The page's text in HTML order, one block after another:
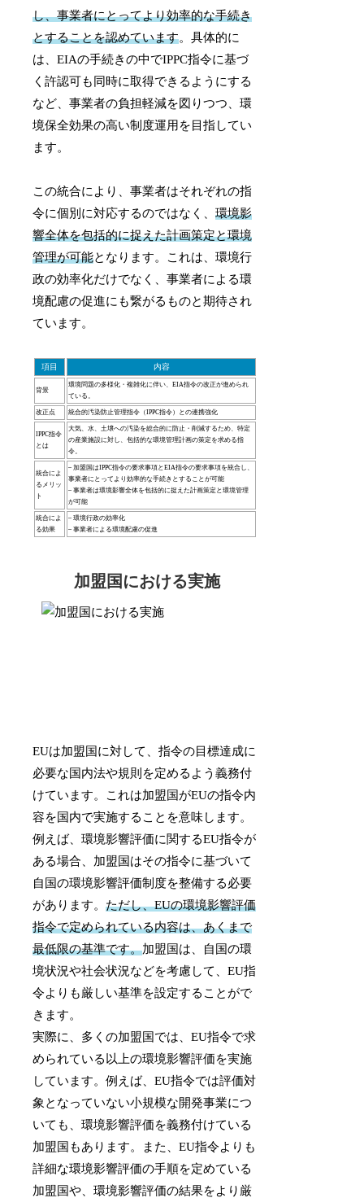
し、事業者にとってより効率的な手続き
とすることを認めています。具体的に
は、EIAの手続きの中でIPPC指令に基づ
く許認可も同時に取得できるようにする
など、事業者の負担軽減を図りつつ、環
境保全効果の高い制度運用を目指してい
ます。
この統合により、事業者はそれぞれの指
令に個別に対応するのではなく、環境影
響全体を包括的に捉えた計画策定と環境
管理が可能となります。これは、環境行
政の効率化だけでなく、事業者による環
境配慮の促進にも繋がるものと期待され
ています。
項目 内容
背景
環境問題の多様化・複雑化に伴い、EIA指令の改正が進められ
ている。
改正点 統合的汚染防止管理指令（IPPC指令）との連携強化
IPPC指令
とは
大気、水、土壌への汚染を総合的に防止・削減するため、特定
の産業施設に対し、包括的な環境管理計画の策定を求める指
令。
統合によ
るメリッ
ト
– 加盟国はIPPC指令の要求事項とEIA指令の要求事項を統合し、
事業者にとってより効率的な手続きとすることが可能
– 事業者は環境影響全体を包括的に捉えた計画策定と環境管理
が可能
統合によ
る効果
– 環境行政の効率化
– 事業者による環境配慮の促進
加盟国における実施
EUは加盟国に対して、指令の目標達成に
必要な国内法や規則を定めるよう義務付
けています。これは加盟国がEUの指令内
容を国内で実施することを意味します。
例えば、環境影響評価に関するEU指令が
ある場合、加盟国はその指令に基づいて
自国の環境影響評価制度を整備する必要
があります。ただし、EUの環境影響評価
指令で定められている内容は、あくまで
最低限の基準です。加盟国は、自国の環
境状況や社会状況などを考慮して、EU指
令よりも厳しい基準を設定することがで
きます。
実際に、多くの加盟国では、EU指令で求
められている以上の環境影響評価を実施
しています。例えば、EU指令では評価対
象となっていない小規模な開発事業につ
いても、環境影響評価を義務付けている
加盟国もあります。また、EU指令よりも
詳細な環境影響評価の手順を定めている
加盟国や、環境影響評価の結果をより厳